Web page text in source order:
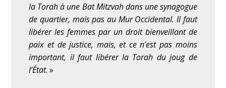
la Torah à une Bat Mitzvah dans une synagogue
de quartier, mais pas au Mur Occidental. Il faut
libérer les femmes par un droit bienveillant de
paix et de justice, mais, et ce n’est pas moins
important, il faut libérer la Torah du joug de
l’État. »